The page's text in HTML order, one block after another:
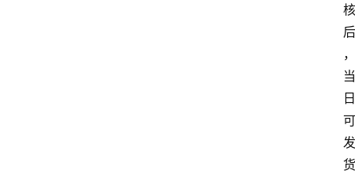
核
后
，
当
日
可
发
货